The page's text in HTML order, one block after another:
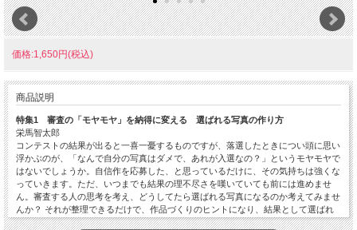
価格:1,650円(税込)
商品説明
特集1 審査の「モヤモヤ」を納得に変える 選ばれる写真の作り方
栄馬智太郎
コンテストの結果が出ると一喜一憂するものですが、落選したときについ頭に思い
浮かぶのが、「なんで自分の写真はダメで、あれが入選なの？」というモヤモヤで
はないでしょうか。自信作を応募した、と思っているだけに、その気持ちは強くな
っていきます。ただ、いつまでも結果の理不尽さを嘆いていても前には進めませ
ん。審査する人の思考を考え、どうしてたら選ばれる写真になるのか考えてみませ
んか？ それが整理できるだけで、作品づくりのヒントになり、結果として選ばれ
る写真となるはずです。